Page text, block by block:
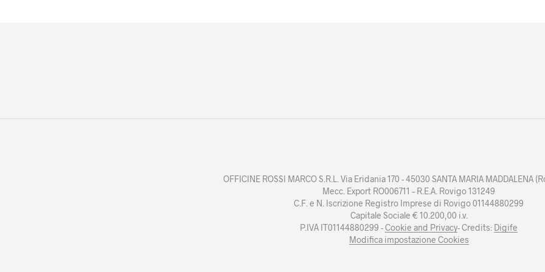
OFFICINE ROSSI MARCO S.R.L. Via Eridania 170 - 45030 SANTA MARIA MADDALENA
Mecc. Export RO006711 – R.E.A. Rovigo 131249
C.F. e N. Iscrizione Registro Imprese di Rovigo 01144880299
Capitale Sociale € 10.200,00 i.v.
P.IVA IT01144880299 -Cookie and Privacy- Credits: Digife
Modifica impostazione Cookies